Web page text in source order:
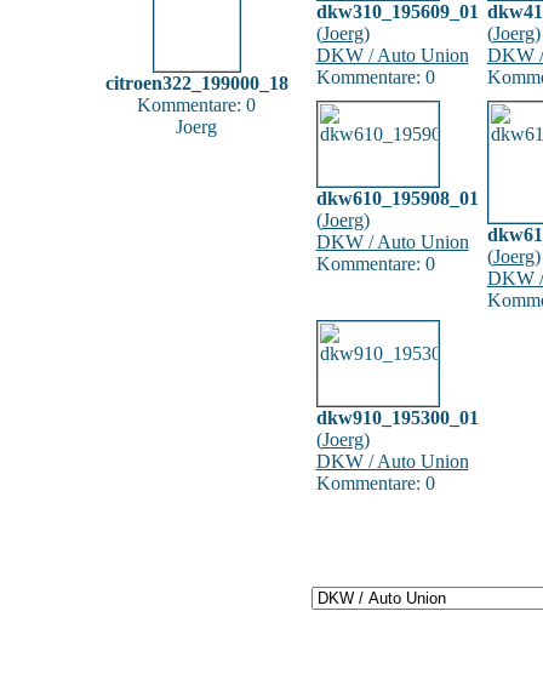
citroen322_199000_18
Kommentare: 0
Joerg
dkw310_195609_01
(Joerg)
DKW / Auto Union
Kommentare: 0
(Joerg)
DKW
dkw610_195908_01
(Joerg)
DKW / Auto Union
Kommentare: 0
(Joerg)
DKW
dkw910_195300_01
(Joerg)
DKW / Auto Union
Kommentare: 0